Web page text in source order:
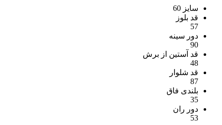
سایز 60
قد بلوز
57
دور سینه
90
قد آستین از برش
48
قد شلوار
87
بلندی فاق
35
دور ران
53